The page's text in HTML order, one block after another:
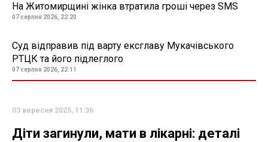
На Житомирщині жінка втратила гроші через SMS
07 серпня 2026, 22:20
Суд відправив під варту ексглаву Мукачівського
РТЦК та його підлеглого
07 серпня 2026, 22:11
03 вересня 2025, 11:36
Діти загинули, мати в лікарні: деталі